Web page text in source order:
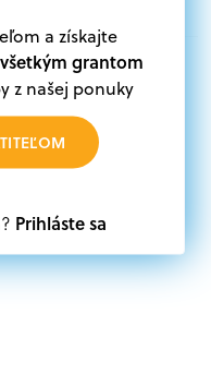
Grantexpert.sk
plánu obnovy a
alebo súkromný
ako aj
a získajte
grantom
z našej ponuky
Prihláste sa